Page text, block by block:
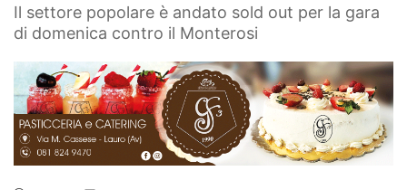
Il settore popolare è andato sold out per la gara
di domenica contro il Monterosi